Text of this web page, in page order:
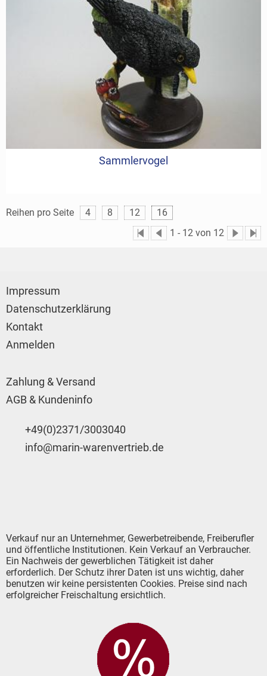
Sammlervogel
Reihen pro Seite 4 8 12
16
1 - 12 von 12
Impressum
Datenschutzerklärung
Kontakt
Anmelden
Zahlung & Versand
AGB & Kundeninfo
+49(0)2371/3003040
info@marin-warenvertrieb.de
Verkauf nur an Unternehmer, Gewerbetreibende, Freiberufler
und öffentliche Institutionen. Kein Verkauf an Verbraucher.
Ein Nachweis der gewerblichen Tätigkeit ist daher
erforderlich. Der Schutz ihrer Daten ist uns wichtig, daher
benutzen wir keine persistenten Cookies. Preise sind nach
erfolgreicher Freischaltung ersichtlich.